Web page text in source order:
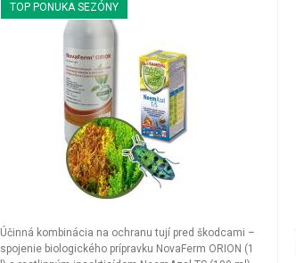
TOP PONUKA SEZÓNY
Účinná kombinácia na ochranu tují pred škodcami –
spojenie biologického prípravku NovaFerm ORION (1